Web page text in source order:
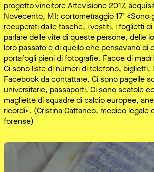
progetto vincitore Artevisione 2017,
Novecento, MI; cortometraggio 17' «Sono
recuperati dalle tasche, i vestiti, i foglietti
parlare delle vite di queste persone, delle
loro passato e di quello che pensavano di
portafogli pieni di fotografie. Facce di
Ci sono liste di numeri di telefono, biglietti,
Facebook da contattare. Ci sono pagelle
universitarie, passaporti. Ci sono scatole
magliette di squadre di calcio europee,
ricordi». (Cristina Cattaneo, medico legale
forense)